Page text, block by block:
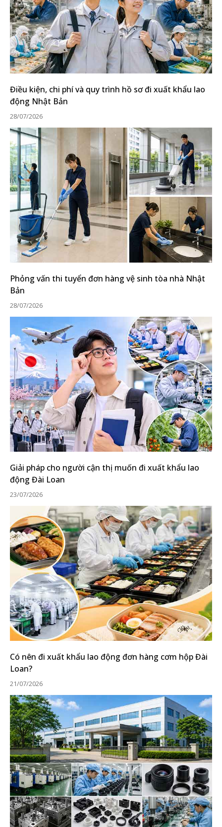
Điều kiện, chi phí và quy trình hồ sơ đi xuất khẩu lao
động Nhật Bản
28/07/2026
Phỏng vấn thi tuyển đơn hàng vệ sinh tòa nhà Nhật
Bản
28/07/2026
Giải pháp cho người cận thị muốn đi xuất khẩu lao
động Đài Loan
23/07/2026
Có nên đi xuất khẩu lao động đơn hàng cơm hộp Đài
Loan?
21/07/2026